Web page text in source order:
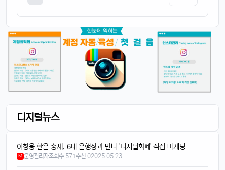
디지털뉴스
이창용 한은 총재, 6대 은행장과 만나 '디지털화폐' 직접 마케팅
M 운영관리자조회수 571추천 02025.05.23
1 태양신13:32:50
새로 나온 아이폰 어때용? 기능 많이 좋아졌남?